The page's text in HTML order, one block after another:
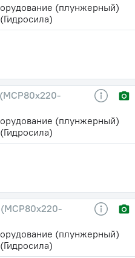
(плунжерный)
(плунжерный)
(плунжерный)